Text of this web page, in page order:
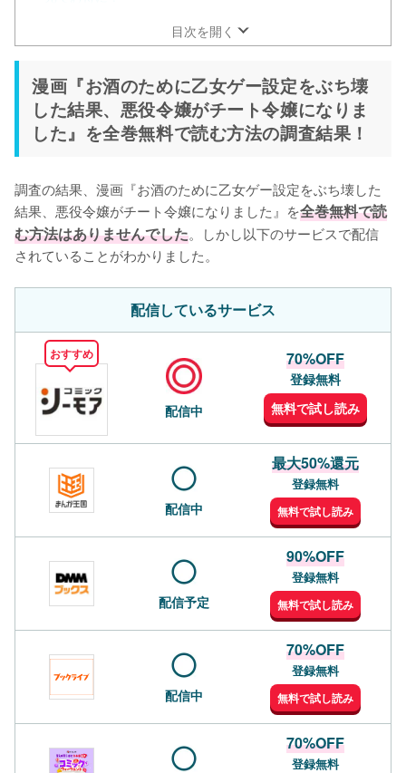
BookLiveなら『お酒のために乙女ゲー設定をぶち壊した結
果、悪役令嬢がチート令嬢になりました』が70%オフクー
ebookjapanは全巻まとめ買いする人におすすめ！
目次を開く
漫画『お酒のために乙女ゲー設定をぶち壊
した結果、悪役令嬢がチート令嬢になりま
した』を全巻無料で読む方法の調査結果！
調査の結果、漫画『お酒のために乙女ゲー設定をぶち壊した
結果、悪役令嬢がチート令嬢になりました』を全巻無料で読
む方法はありませんでした。しかし以下のサービスで配信
されていることがわかりました。
配信しているサービス
おすすめ
配信中
70%OFF
登録無料
無料で試し読み
配信中
最大50%還元
登録無料
無料で試し読み
配信予定
90%OFF
登録無料
無料で試し読み
配信中
70%OFF
登録無料
無料で試し読み
70%OFF
登録無料